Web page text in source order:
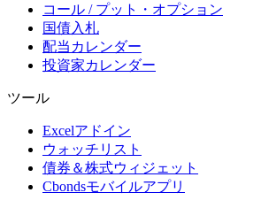
コール / プット・オプション
国債入札
配当カレンダー
投資家カレンダー
ツール
Excelアドイン
ウォッチリスト
債券＆株式ウィジェット
Cbondsモバイルアプリ